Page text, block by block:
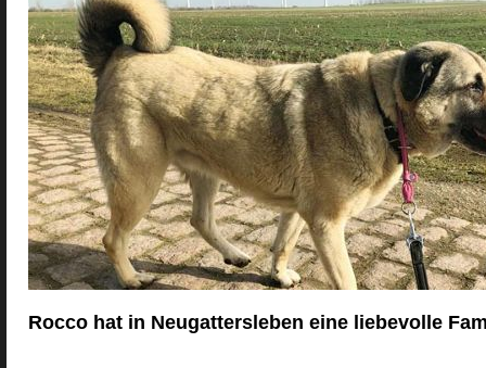
Rocco hat in Neugattersleben eine liebevolle